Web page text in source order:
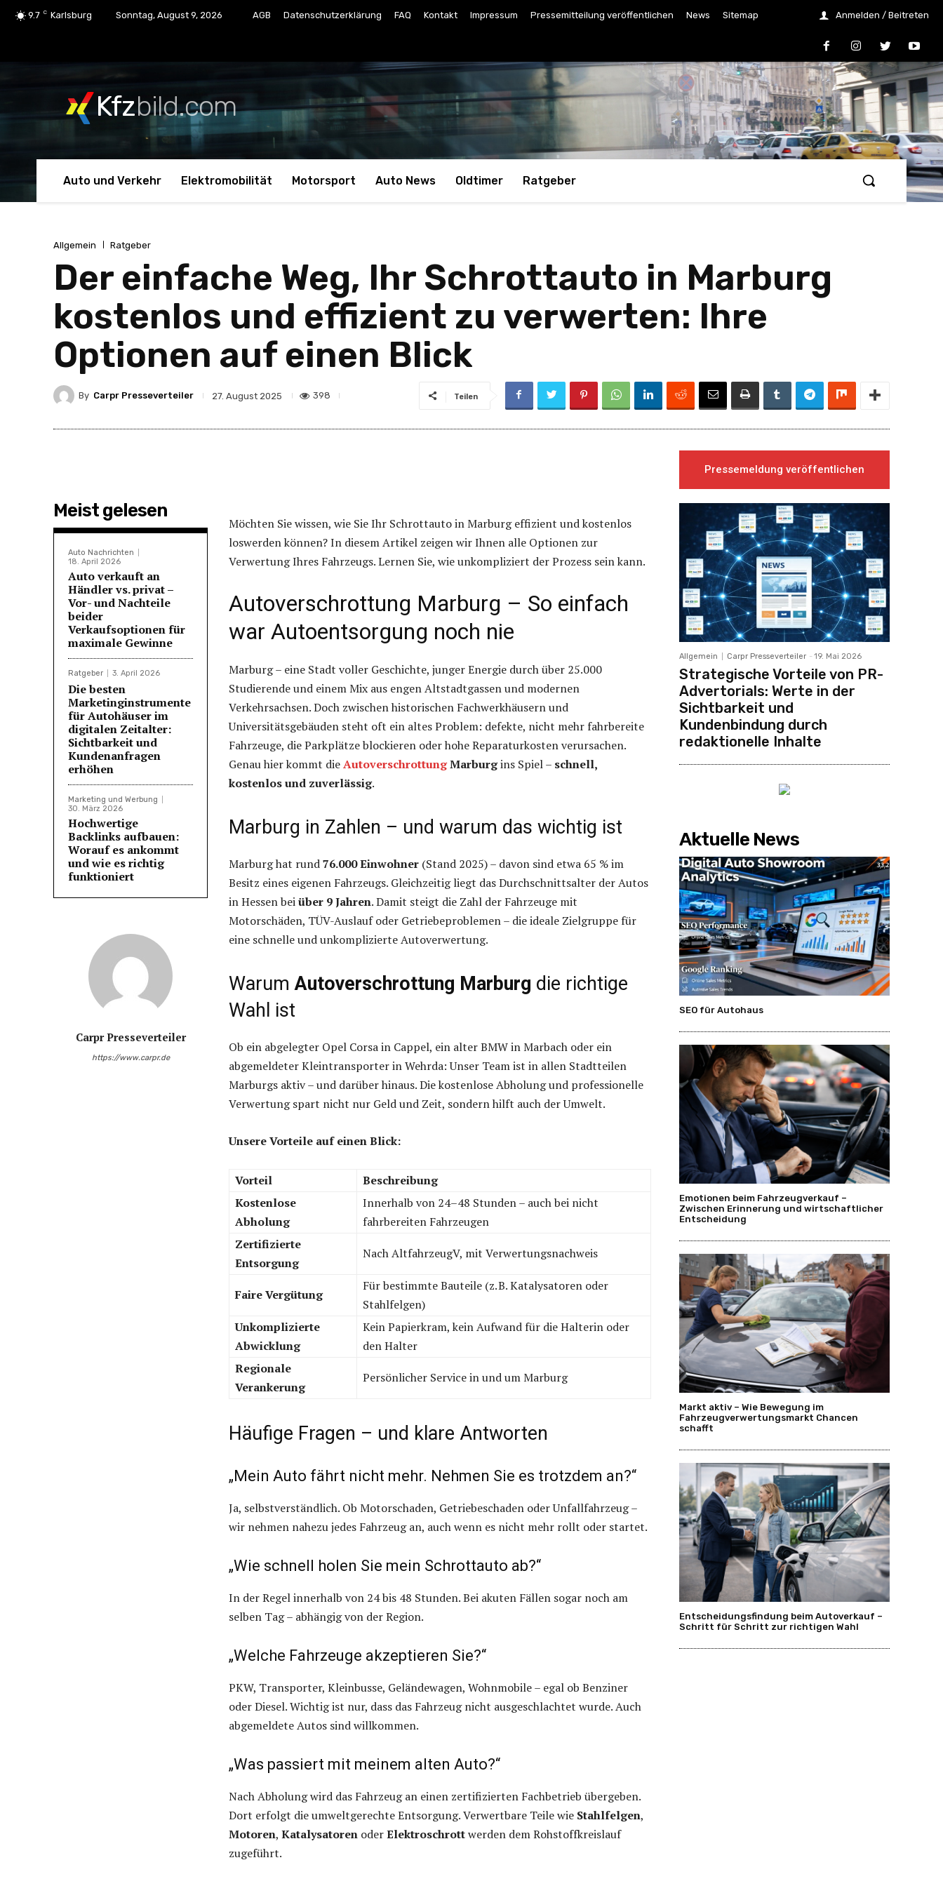
9.7 C Karlsburg Sonntag, August 9, 2026 AGB Datenschutzerklärung FAQ Kontakt Impressum Pressemitteilung veröffentlichen News Sitemap Anmelden / Beitreten
Kfzbild.com
Auto und Verkehr Elektromobilität Motorsport Auto News Oldtimer Ratgeber
Allgemein Ratgeber
Der einfache Weg, Ihr Schrottauto in Marburg
kostenlos und effizient zu verwerten: Ihre
Optionen auf einen Blick
By Carpr Presseverteiler 27. August 2025 398 Teilen
Meist gelesen
Auto Nachrichten
18. April 2026
Auto verkauft an
Händler vs. privat –
Vor- und Nachteile
beider
Verkaufsoptionen für
maximale Gewinne
Ratgeber 3. April 2026
Die besten
Marketinginstrumente
für Autohäuser im
digitalen Zeitalter:
Sichtbarkeit und
Kundenanfragen
erhöhen
Marketing und Werbung
30. März 2026
Hochwertige
Backlinks aufbauen:
Worauf es ankommt
und wie es richtig
funktioniert
Carpr Presseverteiler
https://www.carpr.de
Möchten Sie wissen, wie Sie Ihr Schrottauto in Marburg effizient und kostenlos
loswerden können? In diesem Artikel zeigen wir Ihnen alle Optionen zur
Verwertung Ihres Fahrzeugs. Lernen Sie, wie unkompliziert der Prozess sein kann.
Autoverschrottung Marburg – So einfach
war Autoentsorgung noch nie
Marburg – eine Stadt voller Geschichte, junger Energie durch über 25.000
Studierende und einem Mix aus engen Altstadtgassen und modernen
Verkehrsachsen. Doch zwischen historischen Fachwerkhäusern und
Universitätsgebäuden steht oft ein altes Problem: defekte, nicht mehr fahrbereite
Fahrzeuge, die Parkplätze blockieren oder hohe Reparaturkosten verursachen.
Genau hier kommt dieAutoverschrottungMarburgins Spiel – schnell,
kostenlos und zuverlässig.
Marburg in Zahlen – und warum das wichtig ist
Marburg hat rund76.000 Einwohner (Stand 2025) – davon sind etwa 65 % im
Besitz eines eigenen Fahrzeugs. Gleichzeitig liegt das Durchschnittsalter der Autos
in Hessen beiüber 9 Jahren. Damit steigt die Zahl der Fahrzeuge mit
Motorschäden, TÜV-Auslauf oder Getriebeproblemen – die ideale Zielgruppe für
eine schnelle und unkomplizierte Autoverwertung.
WarumAutoverschrottung Marburg die richtige
Wahl ist
Ob ein abgelegter Opel Corsa in Cappel, ein alter BMW in Marbach oder ein
abgemeldeter Kleintransporter in Wehrda: Unser Team ist in allen Stadtteilen
Marburgs aktiv – und darüber hinaus. Die kostenlose Abholung und professionelle
Verwertung spart nicht nur Geld und Zeit, sondern hilft auch der Umwelt.
Unsere Vorteile auf einen Blick:
Vorteil
Beschreibung
Kostenlose
Abholung
Innerhalb von 24–48 Stunden – auch bei nicht
fahrbereiten Fahrzeugen
Zertifizierte
Entsorgung
Nach AltfahrzeugV, mit Verwertungsnachweis
Faire Vergütung
Für bestimmte Bauteile (z. B. Katalysatoren oder
Stahlfelgen)
Unkomplizierte
Abwicklung
Kein Papierkram, kein Aufwand für die Halterin oder
den Halter
Regionale
Verankerung
Persönlicher Service in und um Marburg
Häufige Fragen – und klare Antworten
„Mein Auto fährt nicht mehr. Nehmen Sie es trotzdem an?“
Ja, selbstverständlich. Ob Motorschaden, Getriebeschaden oder Unfallfahrzeug –
wir nehmen nahezu jedes Fahrzeug an, auch wenn es nicht mehr rollt oder startet.
„Wie schnell holen Sie mein Schrottauto ab?“
In der Regel innerhalb von 24 bis 48 Stunden. Bei akuten Fällen sogar noch am
selben Tag – abhängig von der Region.
„Welche Fahrzeuge akzeptieren Sie?“
PKW, Transporter, Kleinbusse, Geländewagen, Wohnmobile – egal ob Benziner
oder Diesel. Wichtig ist nur, dass das Fahrzeug nicht ausgeschlachtet wurde. Auch
abgemeldete Autos sind willkommen.
„Was passiert mit meinem alten Auto?“
Nach Abholung wird das Fahrzeug an einen zertifizierten Fachbetrieb übergeben.
Dort erfolgt die umweltgerechte Entsorgung. Verwertbare Teile wie Stahlfelgen,
Motoren, Katalysatoren oderElektroschrottwerden dem Rohstoffkreislauf
zugeführt.
Pressemeldung veröffentlichen
Allgemein Carpr Presseverteiler - 19. Mai 2026
Strategische Vorteile von PR-
Advertorials: Werte in der
Sichtbarkeit und
Kundenbindung durch
redaktionelle Inhalte
Aktuelle News
SEO für Autohaus
Emotionen beim Fahrzeugverkauf –
Zwischen Erinnerung und wirtschaftlicher
Entscheidung
Markt aktiv – Wie Bewegung im
Fahrzeugverwertungsmarkt Chancen
schafft
Entscheidungsfindung beim Autoverkauf –
Schritt für Schritt zur richtigen Wahl